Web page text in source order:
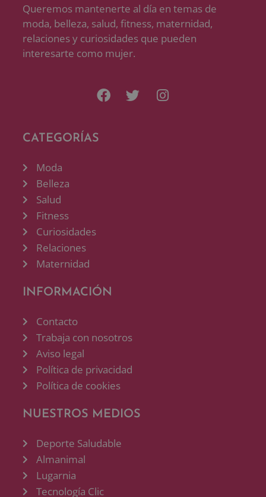
Queremos mantenerte al día en temas de
moda, belleza, salud, fitness, maternidad,
relaciones y curiosidades que pueden
interesarte como mujer.
CATEGORÍAS
Moda
Belleza
Salud
Fitness
Curiosidades
Relaciones
Maternidad
INFORMACIÓN
Contacto
Trabaja con nosotros
Aviso legal
Política de privacidad
Política de cookies
NUESTROS MEDIOS
Deporte Saludable
Almanimal
Lugarnia
Tecnología Clic